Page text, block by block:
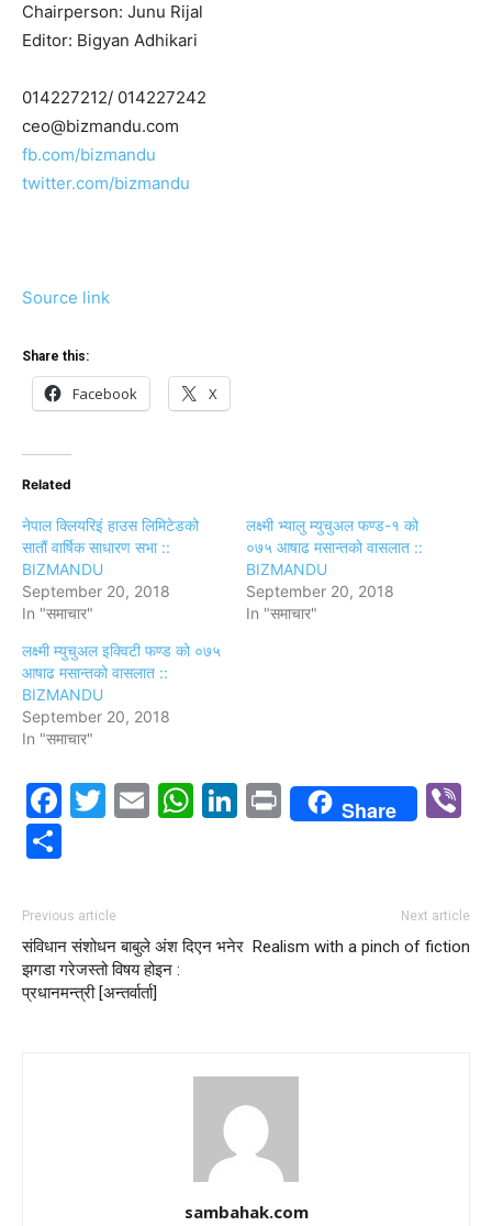
Chairperson: Junu Rijal
Editor: Bigyan Adhikari
014227212/ 014227242
ceo@bizmandu.com
fb.com/bizmandu
twitter.com/bizmandu
Source link
Share this:
Facebook X
Related
नेपाल क्लियरिइं हाउस लिमिटेडको
सातौं वार्षिक साधारण सभा ::
BIZMANDU
September 20, 2018
In "समाचार"
लक्ष्मी भ्यालु म्युचुअल फण्ड-१ को
०७५ आषाढ मसान्तको वासलात ::
BIZMANDU
September 20, 2018
In "समाचार"
लक्ष्मी म्युचुअल इक्विटी फण्ड को ०७५
आषाढ मसान्तको वासलात ::
BIZMANDU
September 20, 2018
In "समाचार"
Facebook
Twitter
EmailWhatsApp
LinkedIn
PrintShare
Previous article
संविधान संशोधन बाबुले अंश दिएन भनेर
झगडा गरेजस्तो विषय होइन :
प्रधानमन्त्री [अन्तर्वार्ता]
Next article
Realism with a pinch of fiction
sambahak.com